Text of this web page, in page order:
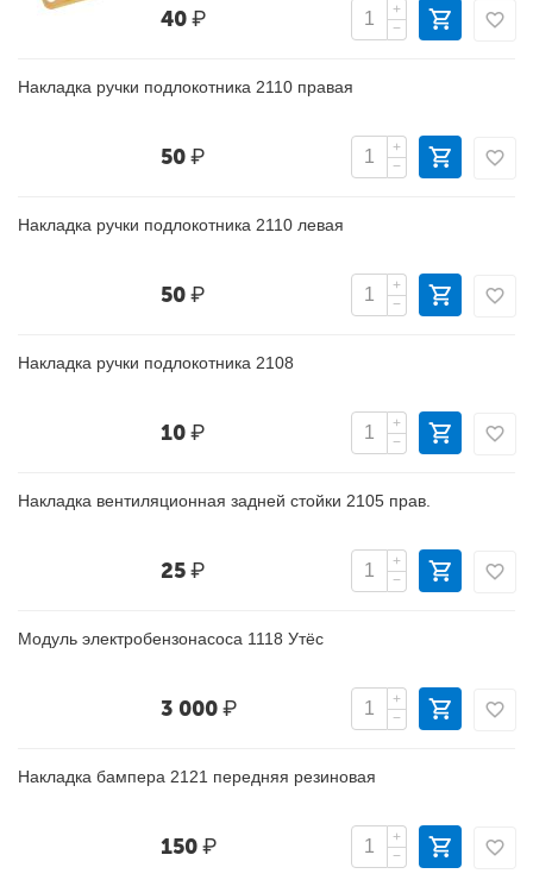
40₽
+
−
Накладка ручки подлокотника 2110 правая
50₽
+
−
Накладка ручки подлокотника 2110 левая
50₽
+
−
Накладка ручки подлокотника 2108
10₽
+
−
Накладка вентиляционная задней стойки 2105 прав.
25₽
+
−
Модуль электробензонасоса 1118 Утёс
3 000₽
+
−
Накладка бампера 2121 передняя резиновая
150₽
+
−